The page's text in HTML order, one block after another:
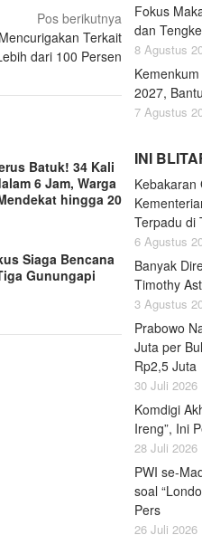
Pos berikutnya
Terkait
dari 100 Persen
Batuk! 34 Kali
6 Jam, Warga
hingga 20
Siaga Bencana
Gunungapi
Fokus
dan
8 Agustus
2027,
7 Agustus
INI
Kebakaran
Terpadu di
6 Agustus
Banyak
Timothy
3 Agustus
Prabowo
Juta per
Rp2,5 Juta
30 Juli 2026
Komdigi
Ireng”, Ini
28 Juli 2026
PWI se-
soal
Pers
26 Juli 2026